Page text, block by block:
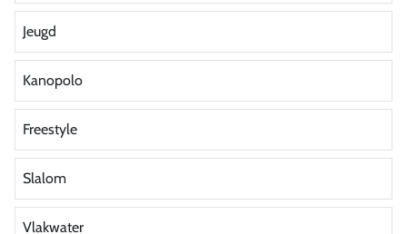
Jeugd
Kanopolo
Freestyle
Slalom
Vlakwater